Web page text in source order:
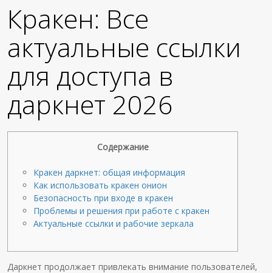
Кракен: Все
актуальные ссылки
для доступа в
даркнет 2026
Содержание
Кракен даркнет: общая информация
Как использовать кракен онион
Безопасность при входе в кракен
Проблемы и решения при работе с кракен
Актуальные ссылки и рабочие зеркала
Даркнет продолжает привлекать внимание пользователей,